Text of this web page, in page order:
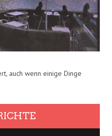
auch wenn einige Dinge